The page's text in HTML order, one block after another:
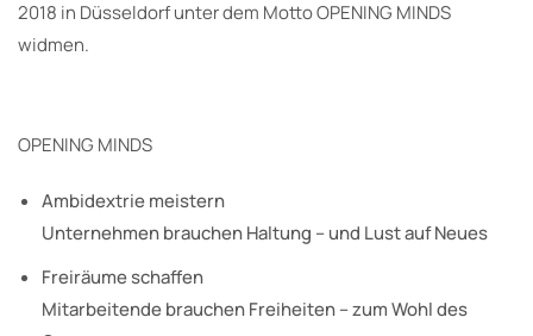
2018 in Düsseldorf unter dem Motto OPENING MINDS
widmen.
OPENING MINDS
Ambidextrie meistern
Unternehmen brauchen Haltung – und Lust auf Neues
Freiräume schaffen
Mitarbeitende brauchen Freiheiten – zum Wohl des